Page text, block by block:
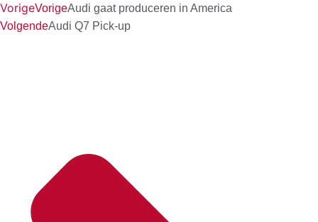
VorigeVorigeAudi gaat produceren in America
VolgendeAudi Q7 Pick-up